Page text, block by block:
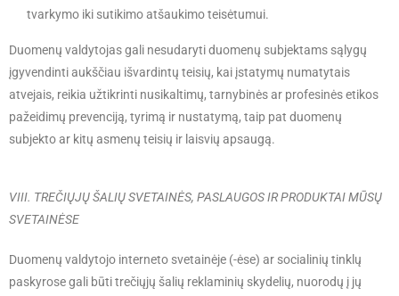
tvarkymo iki sutikimo atšaukimo teisėtumui.
Duomenų valdytojas gali nesudaryti duomenų subjektams sąlygų
įgyvendinti aukščiau išvardintų teisių, kai įstatymų numatytais
atvejais, reikia užtikrinti nusikaltimų, tarnybinės ar profesinės etikos
pažeidimų prevenciją, tyrimą ir nustatymą, taip pat duomenų
subjekto ar kitų asmenų teisių ir laisvių apsaugą.
VIII. TREČIŲJŲ ŠALIŲ SVETAINĖS, PASLAUGOS IR PRODUKTAI MŪSŲ
SVETAINĖSE
Duomenų valdytojo interneto svetainėje (-ėse) ar socialinių tinklų
paskyrose gali būti trečiųjų šalių reklaminių skydelių, nuorodų į jų